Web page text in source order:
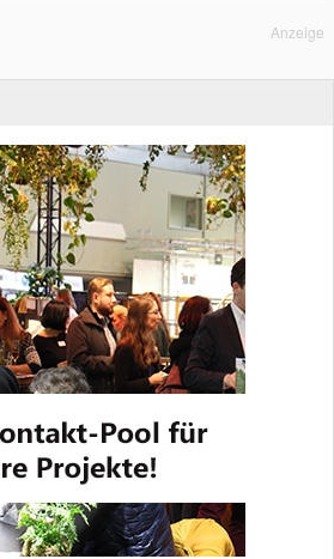
Anzeige